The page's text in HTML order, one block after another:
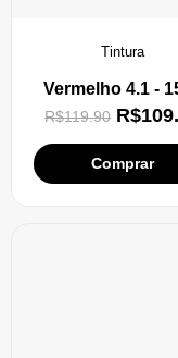
Tintura
Vermelho 4.1 -
R$119.90 R$
Comprar